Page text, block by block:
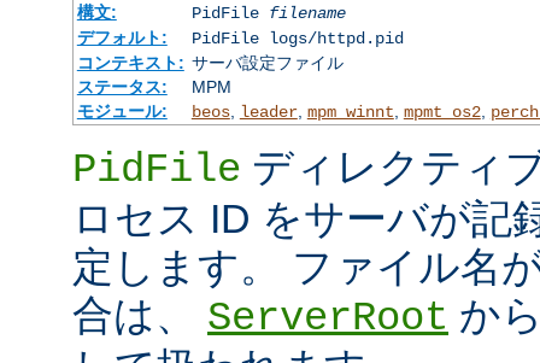
構文:
PidFile filename
デフォルト:
PidFile logs/httpd.pid
コンテキスト: サーバ設定ファイル
ステータス:
MPM
モジュール:
beos, leader, mpm_winnt mpmt_os2,
PidFile ディレクティ
ロセス ID をサーバが記
定します。 ファイル名
合は、 ServerRoot か